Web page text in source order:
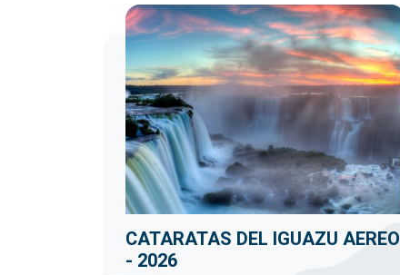
CATARATAS DEL IGUAZU AEREO
- 2026